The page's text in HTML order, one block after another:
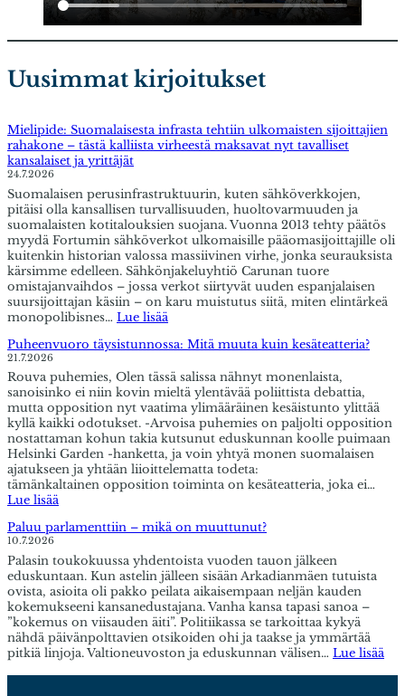
Uusimmat kirjoitukset
Mielipide: Suomalaisesta infrasta tehtiin ulkomaisten sijoittajien
rahakone – tästä kalliista virheestä maksavat nyt tavalliset
kansalaiset ja yrittäjät
24.7.2026
Suomalaisen perusinfrastruktuurin, kuten sähköverkkojen,
pitäisi olla kansallisen turvallisuuden, huoltovarmuuden ja
suomalaisten kotitalouksien suojana. Vuonna 2013 tehty päätös
myydä Fortumin sähköverkot ulkomaisille pääomasijoittajille oli
kuitenkin historian valossa massiivinen virhe, jonka seurauksista
kärsimme edelleen. Sähkönjakeluyhtiö Carunan tuore
omistajanvaihdos – jossa verkot siirtyvät uuden espanjalaisen
suursijoittajan käsiin – on karu muistutus siitä, miten elintärkeä
monopolibisnes… Lue lisää
Suomalaisesta
tehtiin
ulkomaisten
sijoittajien
rahakone
–
tästä
kalliista
virheestä
tavalliset
ja
yrittäjät
Puheenvuoro täysistunnossa: Mitä muuta kuin kesäteatteria?
21.7.2026
Rouva puhemies, Olen tässä salissa nähnyt monenlaista,
sanoisinko ei niin kovin mieltä ylentävää poliittista debattia,
mutta opposition nyt vaatima ylimääräinen kesäistunto ylittää
kyllä kaikki odotukset. -Arvoisa puhemies on paljolti opposition
nostattaman kohun takia kutsunut eduskunnan koolle puimaan
Helsinki Garden -hanketta, ja voin yhtyä monen suomalaisen
ajatukseen ja yhtään liioittelematta todeta:
tämänkaltainen opposition toiminta on kesäteatteria, joka ei…
Lue lisää
täysistunnossa:
muuta
kuin
kesäteatteria?
Paluu parlamenttiin – mikä on muuttunut?
10.7.2026
Palasin toukokuussa yhdentoista vuoden tauon jälkeen
eduskuntaan. Kun astelin jälleen sisään Arkadianmäen tutuista
ovista, asioita oli pakko peilata aikaisempaan neljän kauden
kokemukseeni kansanedustajana. Vanha kansa tapasi sanoa –
”kokemus on viisauden äiti”. Politiikassa se tarkoittaa kykyä
nähdä päivänpolttavien otsikoiden ohi ja taakse ja ymmärtää
pitkiä linjoja. Valtioneuvoston ja eduskunnan välisen… Lue lisää